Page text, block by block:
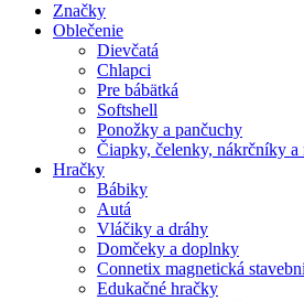
Značky
Oblečenie
Dievčatá
Chlapci
Pre bábätká
Softshell
Ponožky a pančuchy
Čiapky, čelenky, nákrčníky a
Hračky
Bábiky
Autá
Vláčiky a dráhy
Domčeky a doplnky
Connetix magnetická
Edukačné hračky